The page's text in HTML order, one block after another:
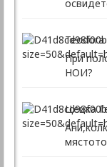
Teodora
При
НОИ?
Цецка